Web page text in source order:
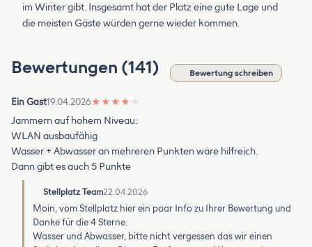
im Winter gibt. Insgesamt hat der Platz eine gute Lage und
die meisten Gäste würden gerne wieder kommen.
Bewertungen (141) Bewertung schreiben
Ein Gast19.04.2026★ ★ ★ ★ ★
Jammern auf hohem Niveau:
WLAN ausbaufähig
Wasser + Abwasser an mehreren Punkten wäre hilfreich.
Dann gibt es auch 5 Punkte
Stellplatz Team22.04.2026
Moin, vom Stellplatz hier ein paar Info zu Ihrer Bewertung und
Danke für die 4 Sterne.
Wasser und Abwasser, bitte nicht vergessen das wir einen